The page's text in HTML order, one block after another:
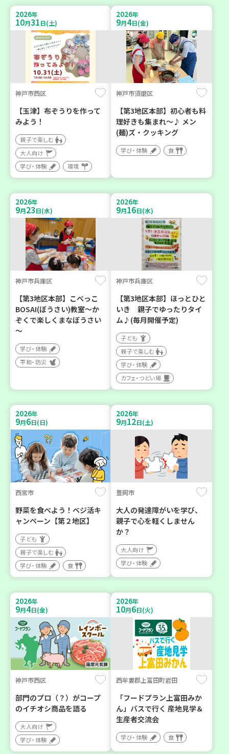
2026年
10月31日(土)
神戸市西区
【玉津】布ぞうりを作って
みよう！
親子で楽しむ
大人向け
学び・体験
環境
2026年
9月4日(金)
神戸市須磨区
【第3地区本部】初心者も料
理好きも集まれ～♪ メン
(麺)ズ・クッキング
学び・体験 食
2026年
9月23日(水)
神戸市兵庫区
【第3地区本部】こべっこ
BOSAI(ぼうさい)教室～か
ぞくで楽しくまなぼうさい
～
学び・体験
平和・防災
2026年
9月16日(水)
神戸市兵庫区
【第3地区本部】ほっとひと
いき 親子でゆったりタイ
ム♪(毎月開催予定)
子ども
親子で楽しむ
学び・体験
カフェ・つどい場
2026年
9月6日(日)
西宮市
野菜を食べよう！ベジ活キ
ャンペーン【第２地区】
子ども
親子で楽しむ
学び・体験
食
2026年
9月12日(土)
豊岡市
大人の発達障がいを学び、
親子で心を軽くしません
か？
大人向け
学び・体験
2026年
9月4日(金)
神戸市西区
部門のプロ（？）がコープ
のイチオシ商品を語る
大人向け
学び・体験
2026年
10月6日(火)
西牟婁郡上富田町岩田
「フードプラン上富田みか
ん」バスで行く 産地見学＆
生産者交流会
学び・体験 食